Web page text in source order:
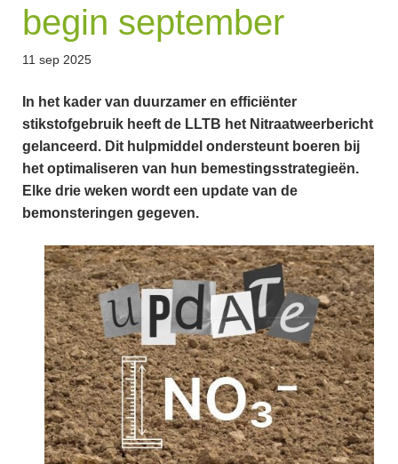
begin september
11 sep 2025
In het kader van duurzamer en efficiënter
stikstofgebruik heeft de LLTB het Nitraatweerbericht
gelanceerd. Dit hulpmiddel ondersteunt boeren bij
het optimaliseren van hun bemestingsstrategieën.
Elke drie weken wordt een update van de
bemonsteringen gegeven.